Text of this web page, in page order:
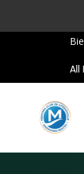
All